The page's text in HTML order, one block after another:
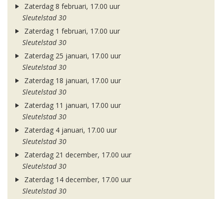
Zaterdag 8 februari, 17.00 uur
Sleutelstad 30
Zaterdag 1 februari, 17.00 uur
Sleutelstad 30
Zaterdag 25 januari, 17.00 uur
Sleutelstad 30
Zaterdag 18 januari, 17.00 uur
Sleutelstad 30
Zaterdag 11 januari, 17.00 uur
Sleutelstad 30
Zaterdag 4 januari, 17.00 uur
Sleutelstad 30
Zaterdag 21 december, 17.00 uur
Sleutelstad 30
Zaterdag 14 december, 17.00 uur
Sleutelstad 30